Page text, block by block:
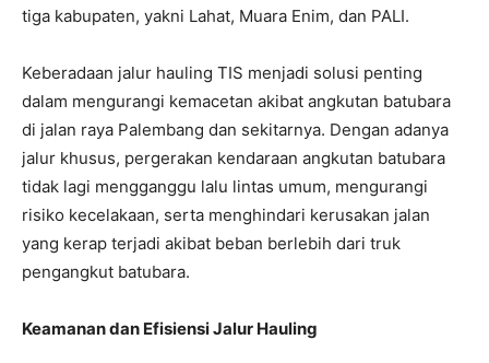
tiga kabupaten, yakni Lahat, Muara Enim, dan PALI.
Keberadaan jalur hauling TIS menjadi solusi penting
dalam mengurangi kemacetan akibat angkutan batubara
di jalan raya Palembang dan sekitarnya. Dengan adanya
jalur khusus, pergerakan kendaraan angkutan batubara
tidak lagi mengganggu lalu lintas umum, mengurangi
risiko kecelakaan, serta menghindari kerusakan jalan
yang kerap terjadi akibat beban berlebih dari truk
pengangkut batubara.
Keamanan dan Efisiensi Jalur Hauling